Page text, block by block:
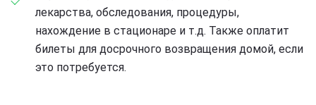
лекарства, обследования, процедуры,
нахождение в стационаре и т.д. Также оплатит
билеты для досрочного возвращения домой, если
это потребуется.